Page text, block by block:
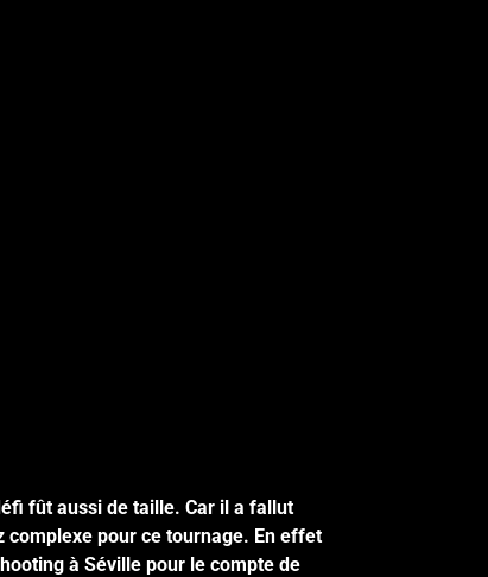
fût aussi de taille. Car il a fallut
complexe pour ce tournage. En effet
à Séville pour le compte de